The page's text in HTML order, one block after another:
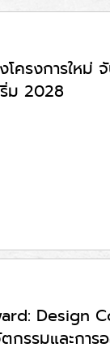
โครงการให
ม 2028
รรมและการ